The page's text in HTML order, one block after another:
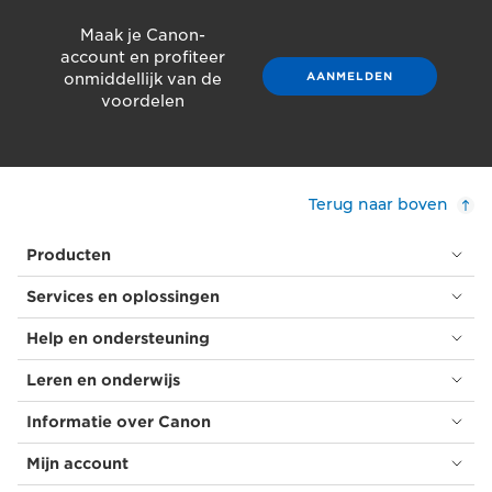
Maak je Canon-
account en profiteer
onmiddellijk van de
voordelen
AANMELDEN
Terug naar boven
Producten
Services en oplossingen
Help en ondersteuning
Leren en onderwijs
Informatie over Canon
Mijn account